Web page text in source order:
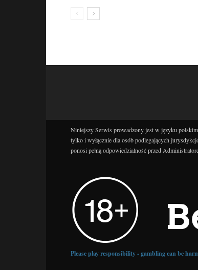
Niniejszy Serwis prowadzony jest w języku
tylko i wyłącznie dla osób podlegających
ponosi pełną odpowiedzialność przed
Please play responsibility - gambling can be